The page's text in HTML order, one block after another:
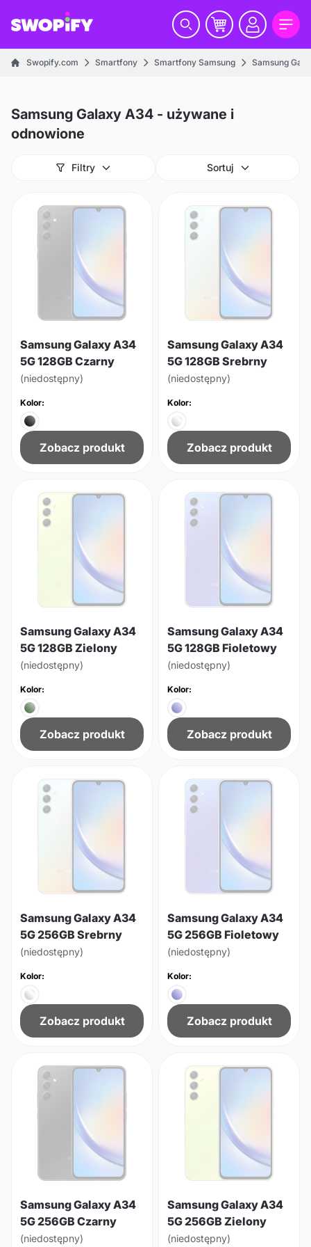
Swopify.com Smartfony Smartfony Samsung Samsung
Samsung Galaxy A34 - używane i
odnowione
Filtry Sortuj
Samsung Galaxy A34
5G 128GB Czarny
(niedostępny)
Kolor:
Zobacz produkt
Samsung Galaxy A34
5G 128GB Srebrny
(niedostępny)
Kolor:
Zobacz produkt
Samsung Galaxy A34
5G 128GB Zielony
(niedostępny)
Kolor:
Zobacz produkt
Samsung Galaxy A34
5G 128GB Fioletowy
(niedostępny)
Kolor:
Zobacz produkt
Samsung Galaxy A34
5G 256GB Srebrny
(niedostępny)
Kolor:
Zobacz produkt
Samsung Galaxy A34
5G 256GB Fioletowy
(niedostępny)
Kolor:
Zobacz produkt
Samsung Galaxy A34
5G 256GB Czarny
(niedostępny)
Samsung Galaxy A34
5G 256GB Zielony
(niedostępny)